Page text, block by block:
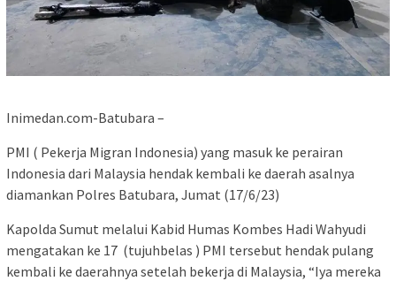
Inimedan.com-Batubara –
PMI ( Pekerja Migran Indonesia) yang masuk ke perairan
Indonesia dari Malaysia hendak kembali ke daerah asalnya
diamankan Polres Batubara, Jumat (17/6/23)
Kapolda Sumut melalui Kabid Humas Kombes Hadi Wahyudi
mengatakan ke 17 (tujuhbelas ) PMI tersebut hendak pulang
kembali ke daerahnya setelah bekerja di Malaysia, “Iya mereka